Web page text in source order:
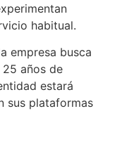
habitual.
empresa busca
años de
estará
sus plataformas